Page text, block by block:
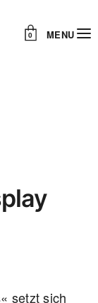
0 MENU
setzt sich